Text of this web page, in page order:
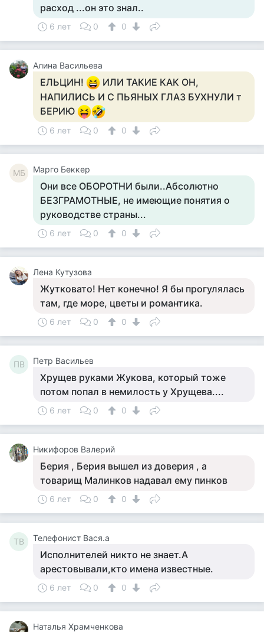
расход ...он это знал..
6 лет 0 0
Алина Васильева
ЕЛЬЦИН!
ИЛИ ТАКИЕ КАК ОН,
НАПИЛИСЬ И С ПЬЯНЫХ ГЛАЗ БУХНУЛИ т
БЕРИЮ
6 лет 0 0
MБ Mарго Беккер
Они все ОБОРОТНИ были..Абсолютно
БЕЗГРАМОТНЫЕ, не имеющие понятия о
руководстве страны...
6 лет 0 0
Лена Кутузова
Жутковато! Нет конечно! Я бы прогулялась
там, где море, цветы и романтика.
6 лет 0 0
ПВ Петр Васильев
Хрущев руками Жукова, который тоже
потом попал в немилость у Хрущева....
6 лет 0 0
Никифоров Валерий
Берия , Берия вышел из доверия , а
товарищ Малинков надавал ему пинков
6 лет 0 0
ТВ Телефонист Вася.а
Исполнителей никто не знает.А
арестовывали,кто имена известные.
6 лет 0 0
Наталья Храмченкова